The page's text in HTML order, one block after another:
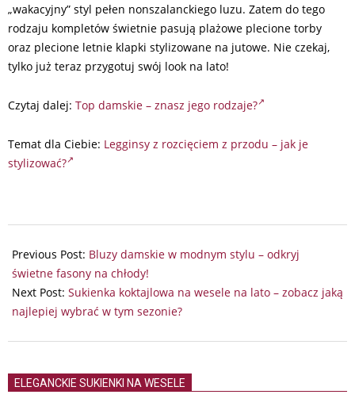
„wakacyjny” styl pełen nonszalanckiego luzu. Zatem do tego
rodzaju kompletów świetnie pasują plażowe plecione torby
oraz plecione letnie klapki stylizowane na jutowe. Nie czekaj,
tylko już teraz przygotuj swój look na lato!
Czytaj dalej: Top damskie – znasz jego rodzaje?
Temat dla Ciebie: Legginsy z rozcięciem z przodu – jak je
stylizować?
05-
22
Previous Post: Bluzy damskie w modnym stylu – odkryj
świetne fasony na chłody!
Next Post: Sukienka koktajlowa na wesele na lato – zobacz jaką
najlepiej wybrać w tym sezonie?
ELEGANCKIE SUKIENKI NA WESELE